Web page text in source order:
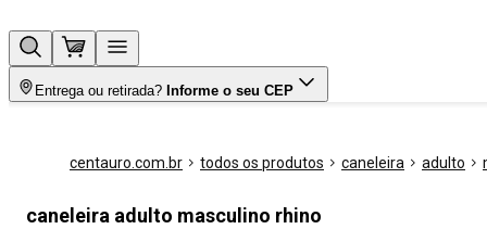
Entrega ou retirada? Informe o seu CEP
centauro.com.br todos os produtos caneleira adulto
caneleira adulto masculino rhino